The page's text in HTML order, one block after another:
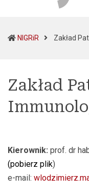
NIGRiR Zakład
Zakład
Kierownik: prof. dr
(pobierz plik)
e-mail: